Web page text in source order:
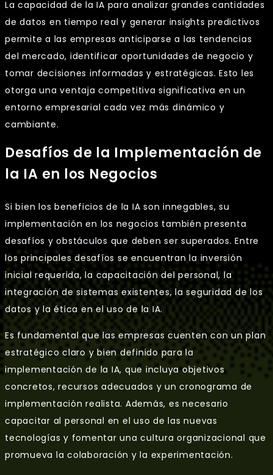
La capacidad de la IA para analizar grandes cantidades
de datos en tiempo real y generar insights predictivos
permite a las empresas anticiparse a las tendencias
del mercado, identificar oportunidades de negocio y
tomar decisiones informadas y estratégicas. Esto les
otorga una ventaja competitiva significativa en un
entorno empresarial cada vez más dinámico y
cambiante.
Desafíos de la Implementación de
la IA en los Negocios
Si bien los beneficios de la IA son innegables, su
implementación en los negocios también presenta
desafíos y obstáculos que deben ser superados. Entre
los principales desafíos se encuentran la inversión
inicial requerida, la capacitación del personal, la
integración de sistemas existentes, la seguridad de los
datos y la ética en el uso de la IA.
Es fundamental que las empresas cuenten con un plan
estratégico claro y bien definido para la
implementación de la IA, que incluya objetivos
concretos, recursos adecuados y un cronograma de
implementación realista. Además, es necesario
capacitar al personal en el uso de las nuevas
tecnologías y fomentar una cultura organizacional que
promueva la colaboración y la experimentación.